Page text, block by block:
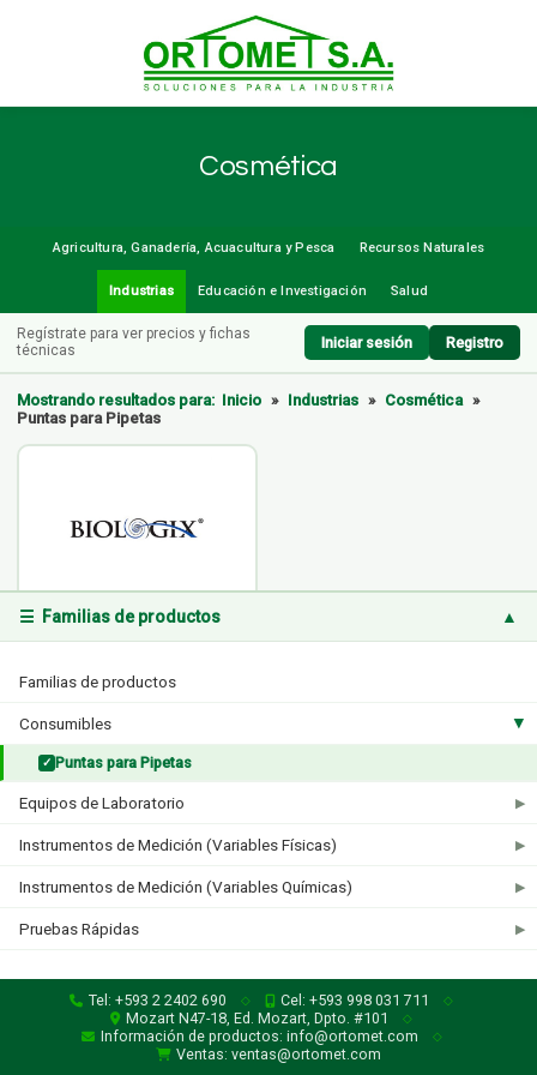
Cosmética
Agricultura, Ganadería, Acuacultura y Pesca Recursos Naturales
Industrias Educación e Investigación Salud
Regístrate para ver precios y fichas
técnicas
Iniciar sesión Registro
☰ Familias de productos ▲
Familias de productos
Consumibles ▶
✓ Puntas para Pipetas
Equipos de Laboratorio ▶
Instrumentos de Medición (Variables Físicas) ▶
Instrumentos de Medición (Variables Químicas) ▶
Pruebas Rápidas ▶
Mostrando resultados para: Inicio » Industrias » Cosmética »
Puntas para Pipetas
Biologix
1 producto
Tel: +593 2 2402 690 ◇ Cel: +593 998 031 711 ◇
Mozart N47-18, Ed. Mozart, Dpto. #101 ◇
Información de productos: info@ortomet.com ◇
Ventas: ventas@ortomet.com